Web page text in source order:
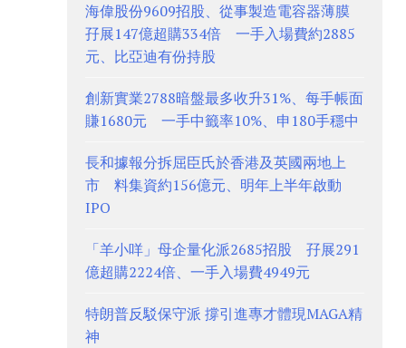
海偉股份9609招股、從事製造電容器薄膜
孖展147億超購334倍 一手入場費約2885
元、比亞迪有份持股
創新實業2788暗盤最多收升31%、每手帳面
賺1680元 一手中籤率10%、申180手穩中
長和據報分拆屈臣氏於香港及英國兩地上
市 料集資約156億元、明年上半年啟動
IPO
「羊小咩」母企量化派2685招股 孖展291
億超購2224倍、一手入場費4949元
特朗普反駁保守派 撐引進專才體現MAGA精
神